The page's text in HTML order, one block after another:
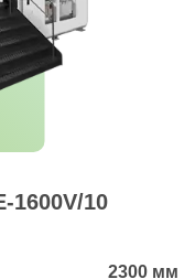
1600V/10
2300 мм